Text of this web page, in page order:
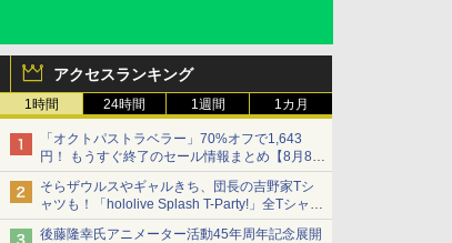
アクセスランキング
1時間 24時間 1週間 1カ月
「オクトパストラベラー」70%オフで1,643
円！ もうすぐ終了のセール情報まとめ【8月8日
更新】
ニンテンドーeショップでは「大神 絶景版」が
67%オフで990円
そらザウルスやギャルきち、団長の吉野家Tシ
ャツも！「hololive Splash T-Party!」全Tシャツ
ラインナップ公開＆オンライン販売開始
後藤隆幸氏アニメーター活動45年周年記念展開